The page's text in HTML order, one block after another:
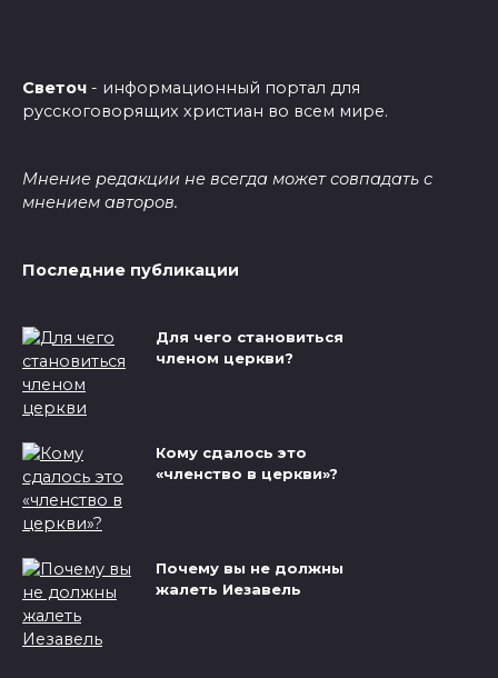
Светоч - информационный портал для
русскоговорящих христиан во всем мире.
Мнение редакции не всегда может совпадать с
мнением авторов.
Последние публикации
Для чего становиться
членом церкви?
Кому сдалось это
«членство в церкви»?
Почему вы не должны
жалеть Иезавель